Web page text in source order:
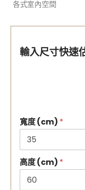
各式室內空間
輸入尺寸快速
寬度 (cm) *
高度 (cm) *